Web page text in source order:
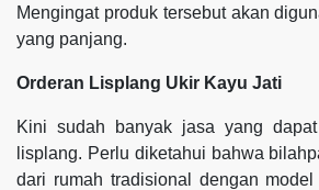
Mengingat produk tersebut akan
yang panjang.
Orderan Lisplang Ukir Kayu Jati
Kini sudah banyak jasa yang
lisplang. Perlu diketahui bahwa
dari rumah tradisional dengan